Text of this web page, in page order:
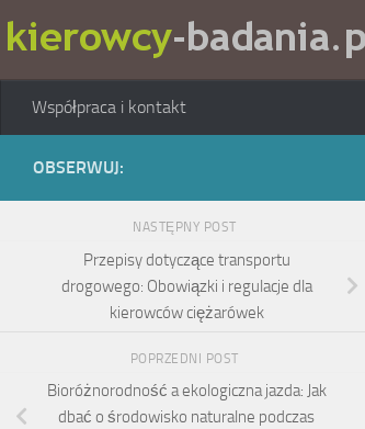
Skip to content
Współpraca i kontakt
OBSERWUJ:
NASTĘPNY POST
Przepisy dotyczące transportu
drogowego: Obowiązki i regulacje dla
kierowców ciężarówek
POPRZEDNI POST
Bioróżnorodność a ekologiczna jazda: Jak
dbać o środowisko naturalne podczas